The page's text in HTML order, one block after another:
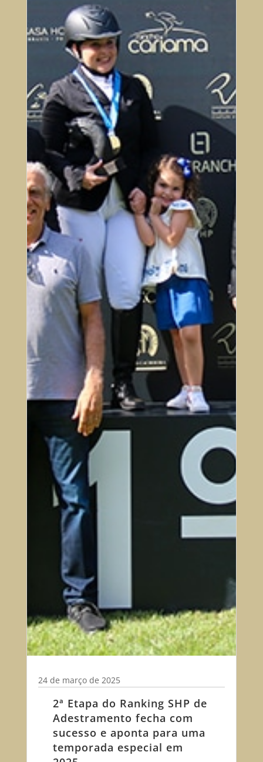
2ª Etapa do Ranking SHP de
Adestramento fecha com
sucesso e aponta para uma
temporada especial em
24 de março de 2025